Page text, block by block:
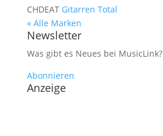
CHDEAT Gitarren Total
« Alle Marken
Newsletter
Was gibt es Neues bei MusicLink?
Abonnieren
Anzeige